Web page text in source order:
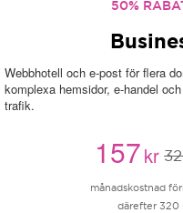
50%
Webbhotell och e-post för flera
komplexa hemsidor, e-handel
trafik.
157kr
månadskostnad
därefter 320